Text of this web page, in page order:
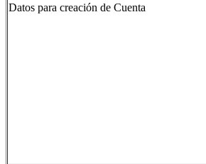
Datos para creación de Cuenta